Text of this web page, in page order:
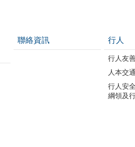
聯絡資訊 行人
行人友
人本交
行人安
綱領及